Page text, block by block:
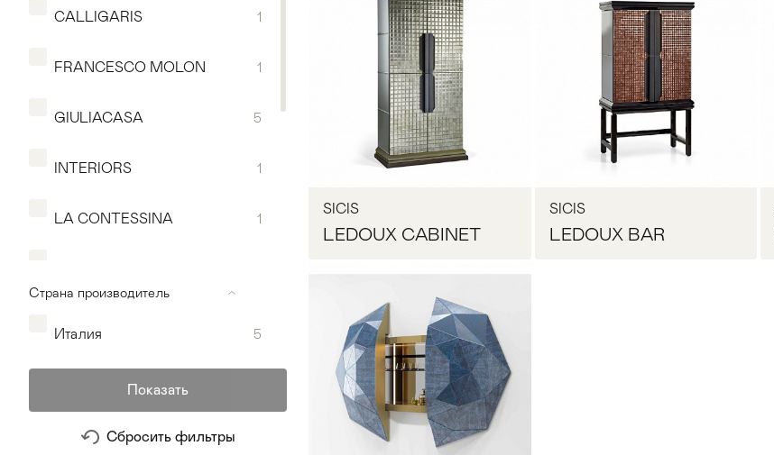
>
Хранение >
Комоды и тумбы >
Мебель для ванных комнат
CALLIGARIS 1
FRANCESCO MOLON 1
GIULIACASA 5
INTERIORS 1
LA CONTESSINA 1
REFLEX 1
Страна производитель
Италия 5
Показать
Сбросить фильтры
Запросить цену
SICIS
LEDOUX CABINET
SICIS
LEDOUX BAR